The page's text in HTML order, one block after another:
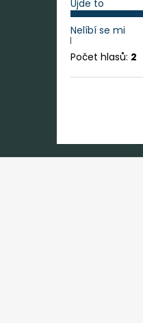
Ujde to
Nelíbí se mi
Počet hlasů: 2